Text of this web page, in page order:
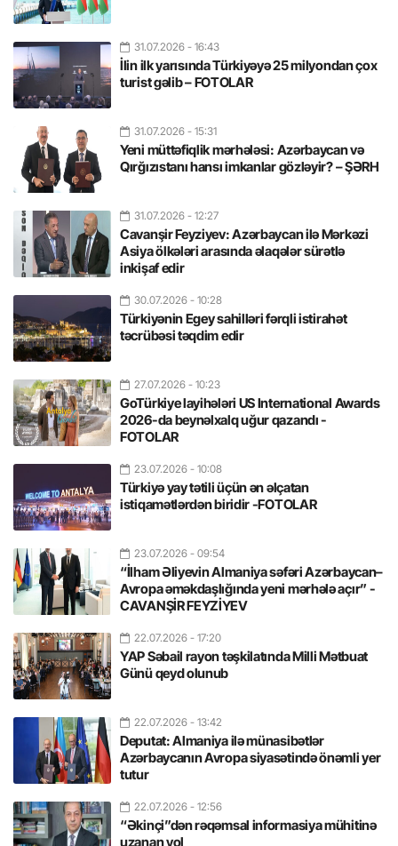
31.07.2026 - 16:43
İlin ilk yarısında Türkiyəyə 25 milyondan çox
turist gəlib – FOTOLAR
31.07.2026 - 15:31
Yeni müttəfiqlik mərhələsi: Azərbaycan və
Qırğızıstanı hansı imkanlar gözləyir? – ŞƏRH
31.07.2026 - 12:27
Cavanşir Feyziyev: Azərbaycan ilə Mərkəzi
Asiya ölkələri arasında əlaqələr sürətlə
inkişaf edir
30.07.2026 - 10:28
Türkiyənin Egey sahilləri fərqli istirahət
təcrübəsi təqdim edir
27.07.2026 - 10:23
GoTürkiye layihələri US International Awards
2026-da beynəlxalq uğur qazandı -
FOTOLAR
23.07.2026 - 10:08
Türkiyə yay tətili üçün ən əlçatan
istiqamətlərdən biridir -FOTOLAR
23.07.2026 - 09:54
“İlham Əliyevin Almaniya səfəri Azərbaycan–
Avropa əməkdaşlığında yeni mərhələ açır” -
CAVANŞİR FEYZİYEV
22.07.2026 - 17:20
YAP Səbail rayon təşkilatında Milli Mətbuat
Günü qeyd olunub
22.07.2026 - 13:42
Deputat: Almaniya ilə münasibətlər
Azərbaycanın Avropa siyasətində önəmli yer
tutur
22.07.2026 - 12:56
“Əkinçi”dən rəqəmsal informasiya mühitinə
uzanan yol